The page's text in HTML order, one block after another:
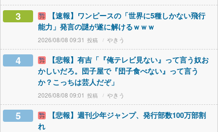
3
【速報】ワンピースの「世界に5種しかない飛行
能力」発言の謎が遂に解けるｗｗｗ
2026/08/08 09:31 やきう
4
【悲報】有吉「『俺テレビ見ない』って言う奴お
かしいだろ。団子屋で『団子食べない』って言う
か？こっちは芸人だぞ」
2026/08/08 09:01 やきう
5
【悲報】週刊少年ジャンプ、発行部数100万部割
れ